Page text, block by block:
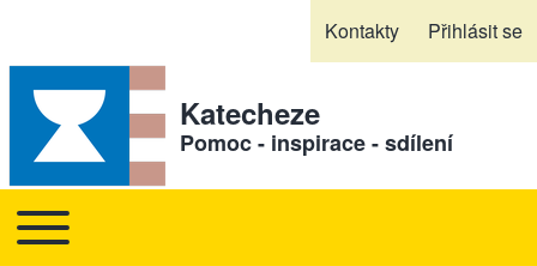
Kontakty Přihlásit se
Katecheze
Pomoc - inspirace - sdílení
Hlavní navigace
Toggle main menu